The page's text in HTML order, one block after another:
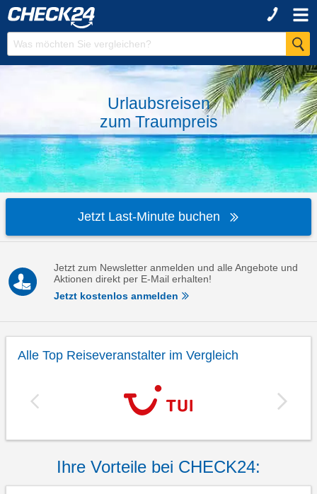
Urlaubsreisen
zum Traumpreis
Jetzt Last-Minute buchen
Jetzt zum Newsletter anmelden und alle Angebote und
Aktionen direkt per E-Mail erhalten!
Jetzt kostenlos anmelden
Alle Top Reiseveranstalter im Vergleich
Ihre Vorteile bei CHECK24: